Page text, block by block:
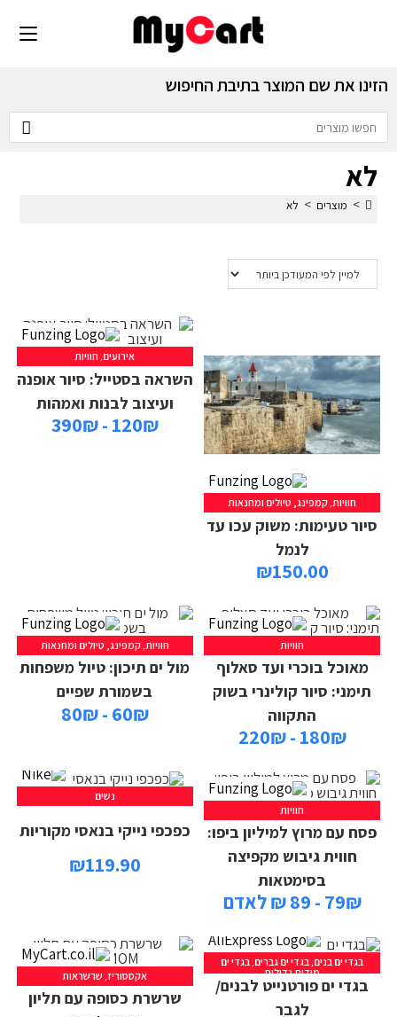
הזינו את שם המוצר בתיבת החיפוש
לא
> מוצרים > לא
חוויות, קמפינג, טיולים ומחנאות
סיור טעימות: משוק עכו עד
לנמל
₪150.00
אירועים, חוויות
השראה בסטייל: סיור אופנה
ועיצוב לבנות ואמהות
120₪ - 390₪
חוויות
מאוכל בוכרי ועד סאלוף
תימני: סיור קולינרי בשוק
התקווה
180₪ - 220₪
חוויות ,קמפינג, טיולים ומחנאות
מול ים תיכון: טיול משפחות
בשמורת שפיים
60₪ - 80₪
חוויות
פסח עם מרוץ למיליון ביפו:
חווית גיבוש מקפיצה
בסימטאות
79₪ - 89 ₪ לאדם
נשים
כפכפי נייקי בנאסי מקוריות
₪119.90
בגדי ים בנים בגדי ים גברים בגדי ים
מידות גדולות
בגדי ים פורטנייט לבנים/
לגבר
הוספה לסל
אקססוריז שרשראות
שרשרת כסופה עם תליון